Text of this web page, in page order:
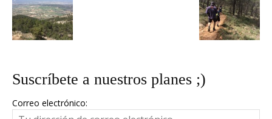
Suscríbete a nuestros planes ;)
Correo electrónico: